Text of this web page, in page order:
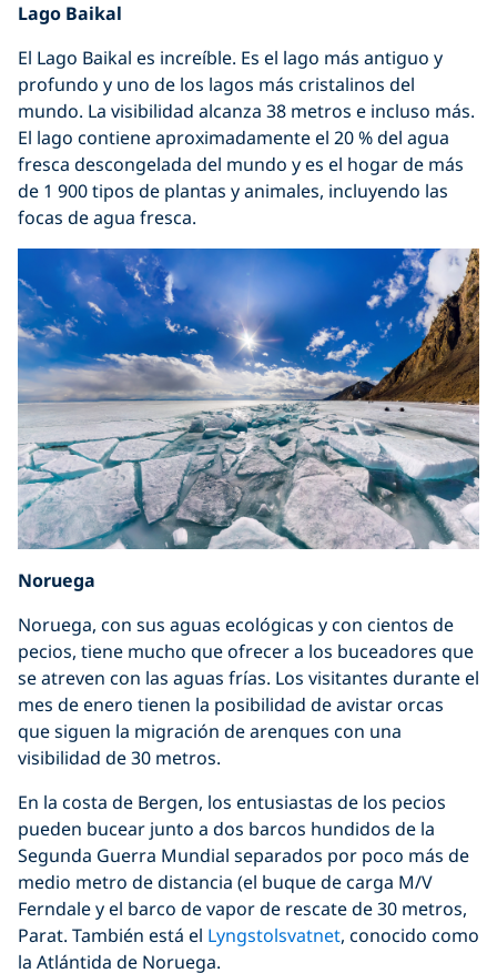
Lago Baikal
El Lago Baikal es increíble. Es el lago más antiguo y
profundo y uno de los lagos más cristalinos del
mundo. La visibilidad alcanza 38 metros e incluso más.
El lago contiene aproximadamente el 20 % del agua
fresca descongelada del mundo y es el hogar de más
de 1 900 tipos de plantas y animales, incluyendo las
focas de agua fresca.
Noruega
Noruega, con sus aguas ecológicas y con cientos de
pecios, tiene mucho que ofrecer a los buceadores que
se atreven con las aguas frías. Los visitantes durante el
mes de enero tienen la posibilidad de avistar orcas
que siguen la migración de arenques con una
visibilidad de 30 metros.
En la costa de Bergen, los entusiastas de los pecios
pueden bucear junto a dos barcos hundidos de la
Segunda Guerra Mundial separados por poco más de
medio metro de distancia (el buque de carga M/V
Ferndale y el barco de vapor de rescate de 30 metros,
Parat. También está el Lyngstolsvatnet, conocido como
la Atlántida de Noruega.